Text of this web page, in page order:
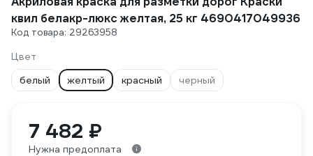
квил белакр-люкс желтая, 25 кг 4690417049936
Код товара: 29263958
Цвет
белый
желтый красный черный
7 482 ₽
Нужна предоплата